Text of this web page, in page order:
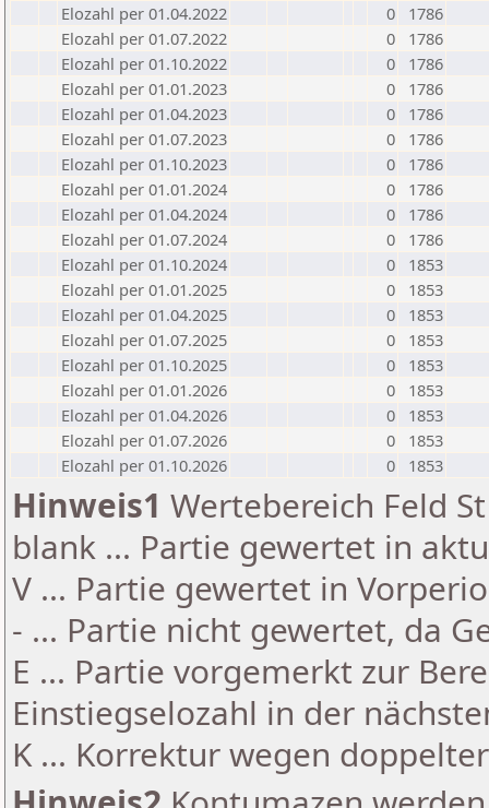
Elozahl per 01.04.2022
0
1786
Elozahl per 01.07.2022
0
1786
Elozahl per 01.10.2022
0
1786
Elozahl per 01.01.2023
0
1786
Elozahl per 01.04.2023
0
1786
Elozahl per 01.07.2023
0
1786
Elozahl per 01.10.2023
0
1786
Elozahl per 01.01.2024
0
1786
Elozahl per 01.04.2024
0
1786
Elozahl per 01.07.2024
0
1786
Elozahl per 01.10.2024
0
1853
Elozahl per 01.01.2025
0
1853
Elozahl per 01.04.2025
0
1853
Elozahl per 01.07.2025
0
1853
Elozahl per 01.10.2025
0
1853
Elozahl per 01.01.2026
0
1853
Elozahl per 01.04.2026
0
1853
Elozahl per 01.07.2026
0
1853
Elozahl per 01.10.2026
0 1853
Hinweis1 Wertebereich Feld
blank ... Partie gewertet in
V ... Partie gewertet in
- ... Partie nicht gewertet, da
E ... Partie vorgemerkt zur
Einstiegselozahl in der
K ... Korrektur wegen